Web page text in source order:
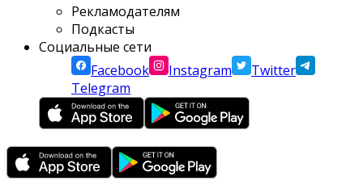
Рекламодателям
Подкасты
Социальные сети
Facebook
Instagram
Twitter
Telegram